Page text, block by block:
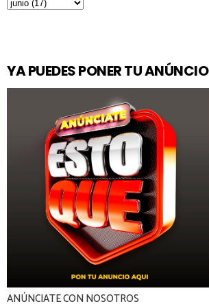
YA PUEDES PONER TU ANÚNCIO
ANÚNCIATE CON NOSOTROS